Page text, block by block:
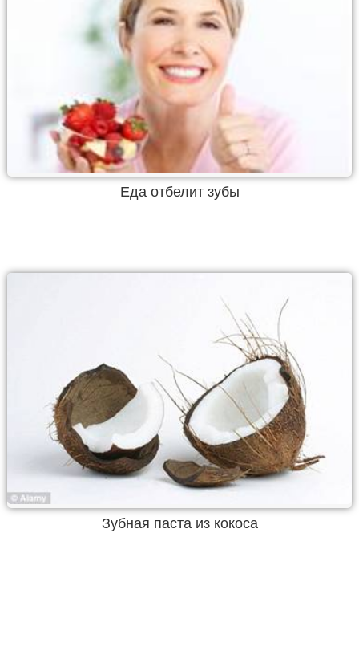
Еда отбелит зубы
Зубная паста из кокоса